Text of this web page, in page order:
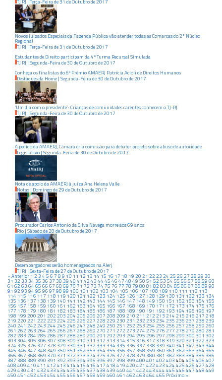
TJ RJ | Terça-Feirade31 deOutubrode2017
Novos Juizados Especiais da Fazenda Pública vão atender todas as Comarcas do 2° Núcleo
Regional
TJ RJ | Terça-Feirade31 deOutubrode2017
Estudantes de Direito participam da 4ª Turma Recursal Simulada
TJ RJ | Segunda-Feirade30 deOutubrode2017
Conheça os finalistas do 6º Prêmio AMAERJ Patrícia Acioli de Direitos Humanos
Destaques da Home | Segunda-Feirade30 deOutubrode2017
‘Um dia com o presidente’: Crianças de comunidades carentes conhecem o TJ-RJ
TJ RJ | Segunda-Feirade30 deOutubrode2017
A pedido da AMAERJ, Câmara cria comissão para debater projeto sobre abuso de autoridade
Legislativo | Segunda-Feirade30 deOutubrode2017
Nota de apoio da AMAERJ à juíza Ana Helena Valle
Notas | Domingode29 deOutubrode2017
Procurador Carlos Antonio da Silva Navega morre aos 69 anos
Rio | Sábadode28 deOutubrode2017
Desembargadores serão homenageados na Alerj
TJ RJ | Sexta-Feirade27 deOutubrode2017
« Anterior 1 2 3 4 5 6 7 8 9 10 11 12 13 14 15 16 17 18 19 20 21 22 23 24 25 26 27 28 29 30
31 32 33 34 35 36 37 38 39 40 41 42 43 44 45 46 47 48 49 50 51 52 53 54 55 56 57 58 59 60
61 62 63 64 65 66 67 68 69 70 71 72 73 74 75 76 77 78 79 80 81 82 83 84 85 86 87 88 89 90
91 92 93 94 95 96 97 98 99 100 101 102 103 104 105 106 107 108 109 110 111 112 113
114 115 116 117 118 119 120 121 122 123 124 125 126 127 128 129 130 131 132 133 134
135 136 137 138 139 140 141 142 143 144 145 146 147 148 149 150 151 152 153 154 155
156 157 158 159 160 161 162 163 164 165 166 167 168 169 170 171 172 173 174 175 176
177 178 179 180 181 182 183 184 185 186 187 188 189 190 191 192 193 194 195 196 197
198 199 200 201 202 203 204 205 206 207 208 209 210 211 212 213 214 215 216 217 218
219 220 221 222 223 224 225 226 227 228 229 230 231 232 233 234 235 236 237 238 239
240 241 242 243 244 245 246 247 248 249 250 251 252 253 254 255 256 257 258 259 260
261 262 263 264 265 266 267 268 269 270 271 272 273 274 275 276 277 278 279 280 281
282 283 284 285 286 287 288 289 290 291 292 293 294 295 296 297 298 299 300 301 302
303 304 305 306 307 308 309 310 311 312 313 314 315 316 317 318 319 320 321 322 323
324 325 326 327 328 329 330 331 332 333 334 335 336 337 338 339 340 341 342 343 344
345 346 347 348 349 350 351 352 353 354 355 356 357 358 359 360 361 362 363 364 365
366 367 368 369 370 371 372 373 374 375 376 377 378 379 380 381 382 383 384 385 386
387 388 389 390 391 392 393 394 395 396 397 398 399 400 401 402 403 404 405 406 407
408 409 410 411 412 413 414 415 416 417 418 419 420 421 422 423 424 425 426 427 428
429 430 431 432 433 434 435 436 437 438 439 440 441 442 443 444 445 446 447 448 449
450 451 452 453 454 455 456 457 458 459 460 461 462 463 464 465 Próximo »